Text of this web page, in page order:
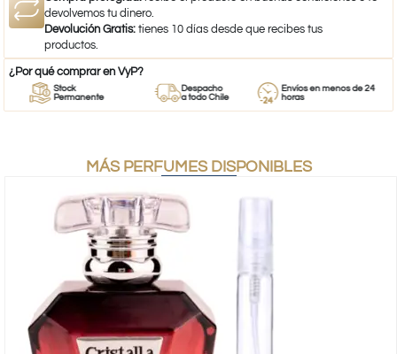
devolvemos tu dinero.
Devolución Gratis: tienes 10 días desde que recibes tus
productos.
¿Por qué comprar en VyP?
Stock
Permanente
Despacho
a todo Chile
Envíos en menos de 24
horas
MÁS PERFUMES DISPONIBLES